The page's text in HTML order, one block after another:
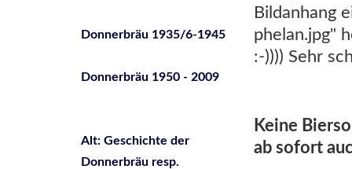
Donnerbräu 1935/6-1945
Donnerbräu 1950 - 2009
Alt: Geschichte der
Donnerbräu resp.
Bildanhang
phelan.jpg"
:-)))) Sehr
Keine
ab sofort